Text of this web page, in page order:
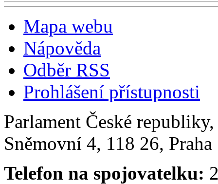
Mapa webu
Nápověda
Odběr RSS
Prohlášení přístupnosti
Parlament České
Sněmovní 4, 118 26,
Telefon na spojovatelku: